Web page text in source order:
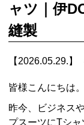
ャツ｜伊
縫製
【2026.05.29.】
皆様こんにちは
昨今、ビジネス
プスーツにTシ